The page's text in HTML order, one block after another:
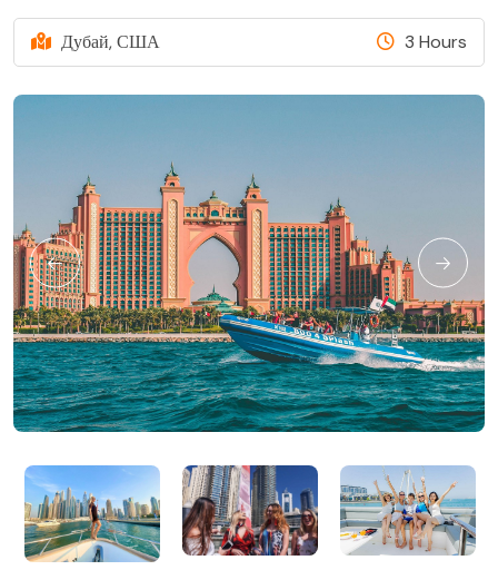
Дубай, США 3 Hours